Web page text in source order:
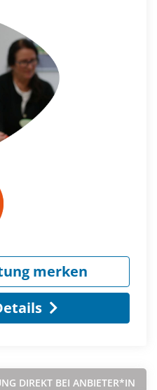
merken
DIREKT BEI ANBIETER*IN